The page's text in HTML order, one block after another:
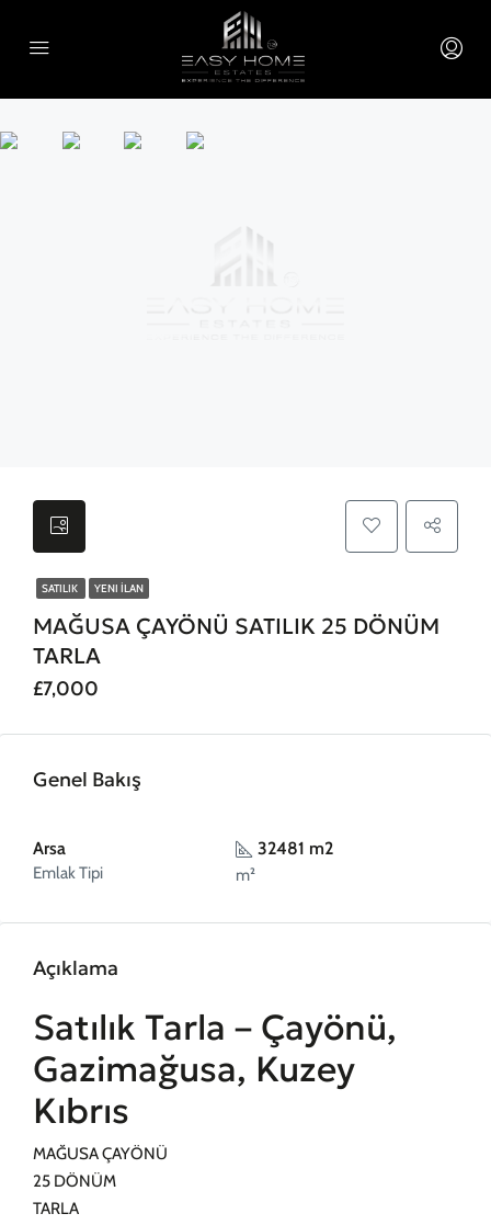
SATILIK YENI İLAN
MAĞUSA ÇAYÖNÜ SATILIK 25 DÖNÜM
TARLA
£7,000
Genel Bakış
Arsa
Emlak Tipi
32481 m2
m²
Açıklama
Satılık Tarla – Çayönü,
Gazimağusa, Kuzey
Kıbrıs
MAĞUSA ÇAYÖNÜ
25 DÖNÜM
TARLA